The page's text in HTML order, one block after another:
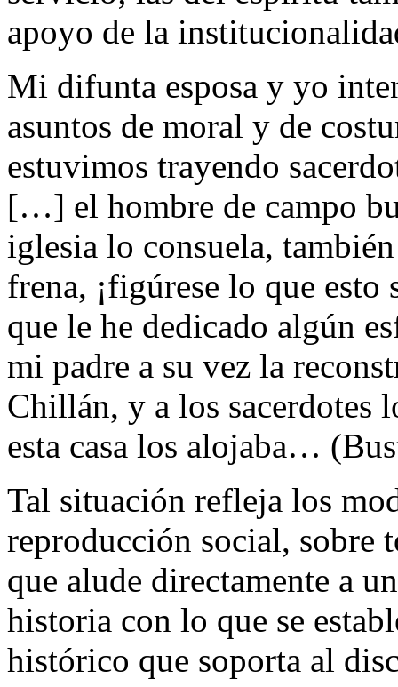
apoyo de la
Mi difunta esposa y yo
asuntos de moral y de
estuvimos trayendo
[…] el hombre de campo
iglesia lo consuela,
frena, ¡figúrese lo que
que le he dedicado algún
mi padre a su vez la
Chillán, y a los sacerdotes
esta casa los alojaba…
Tal situación refleja los
reproducción social, sobre
que alude directamente a
historia con lo que se
histórico que soporta al